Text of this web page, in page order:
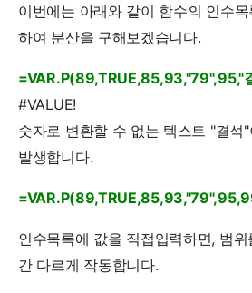
이번에는 아래와 같이 함수의 인수
하여 분산을 구해보겠습니다.
=VAR.P(89,TRUE,85,93,"79",95,"
#VALUE!
숫자로 변환할 수 없는 텍스트 "결석
발생합니다.
인수목록에 값을 직접입력하면, 범
간 다르게 작동합니다.